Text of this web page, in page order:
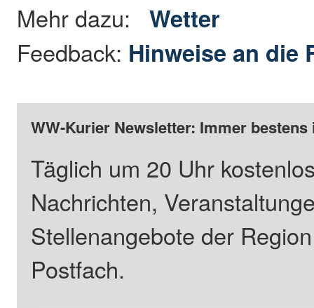
Mehr dazu:Wetter
Feedback: Hinweise an die
WW-Kurier Newsletter: Immer
Täglich um 20 Uhr
Nachrichten,
Stellenangebote der
Postfach.